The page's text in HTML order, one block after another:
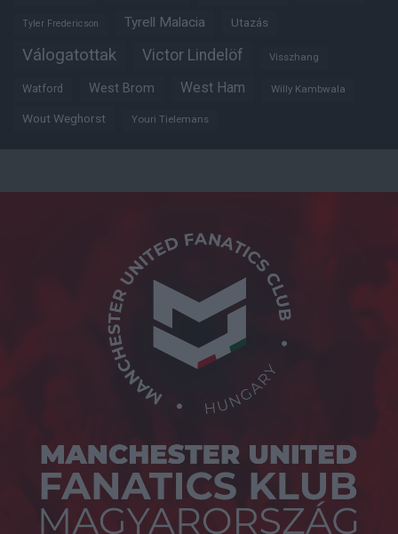
Tyler Fredericson Tyrell Malacia Utazás
Válogatottak Victor Lindelöf Visszhang
Watford West Brom West Ham Willy Kambwala
Wout Weghorst Youri Tielemans